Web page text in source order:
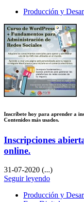
Producción y
Inscríbete hoy para aprender a
Contenidos más usados.
Inscripciones
online.
31-07-2020 (...)
Seguir leyendo
Producción y